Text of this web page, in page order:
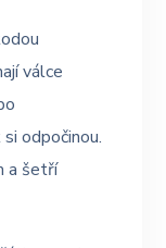
válce
odpočinou.
a šetří